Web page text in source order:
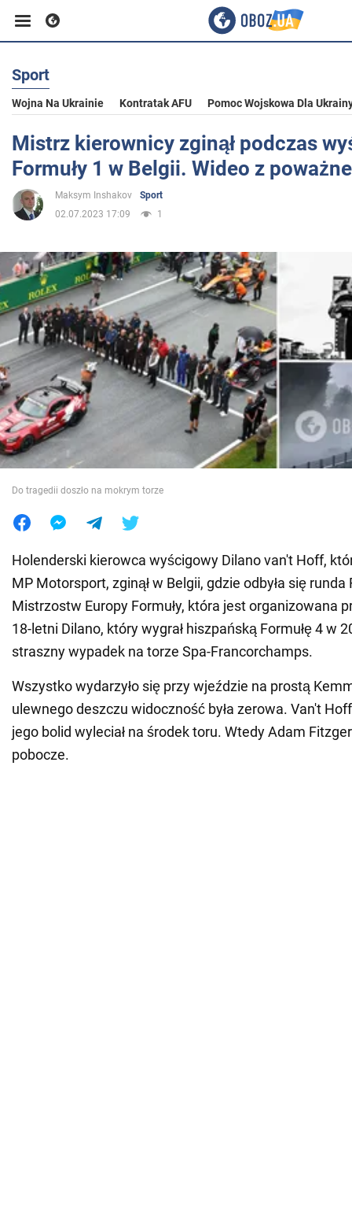
Biznes
Sport
Rozrywka
Polityka
Społeczeństwo
Wojna na Ukrainie
Świat
Jedzenie
Sport
Wojna Na Ukrainie Kontratak AFU Pomoc Wojskowa Dla
Mistrz kierownicy zginął podczas
Formuły 1 w Belgii. Wideo z
Maksym Inshakov
Sport
02.07.2023 17:09
1
Do tragedii doszło na mokrym torze
Holenderski kierowca wyścigowy Dilano van't Hoff,
MP Motorsport, zginął w Belgii, gdzie odbyła się runda
Mistrzostw Europy Formuły, która jest organizowana
18-letni Dilano, który wygrał hiszpańską Formułę 4 w
straszny wypadek na torze Spa-Francorchamps.
Wszystko wydarzyło się przy wjeździe na prostą
ulewnego deszczu widoczność była zerowa. Van't
jego bolid wyleciał na środek toru. Wtedy Adam
pobocze.